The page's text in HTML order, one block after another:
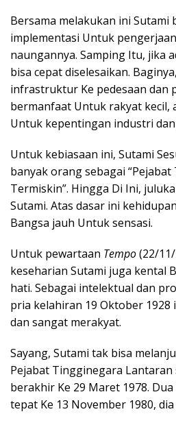
Bersama melakukan ini Sutami
implementasi Untuk
naungannya. Samping Itu, jika
bisa cepat diselesaikan.
infrastruktur Ke pedesaan dan
bermanfaat Untuk rakyat kecil,
Untuk kepentingan industri
Untuk kebiasaan ini, Sutami
banyak orang sebagai
Termiskin”. Hingga Di Ini,
Sutami. Atas dasar ini
Bangsa jauh Untuk sensasi.
Untuk pewartaan Tempo(22/
keseharian Sutami juga kental
hati. Sebagai intelektual dan
pria kelahiran 19 Oktober 1928
dan sangat merakyat.
Sayang, Sutami tak bisa
Pejabat Tingginegara Lantaran
berakhir Ke 29 Maret 1978.
tepat Ke 13 November 1980,